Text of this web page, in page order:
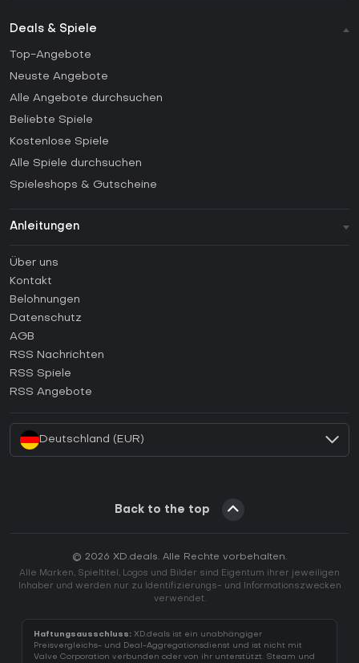
Deals & Spiele
Top-Angebote
Neuste Angebote
Alle Angebote durchsuchen
Beliebte Spiele
Kostenlose Spiele
Alle Spiele durchsuchen
Spieleshops & Gutscheine
Anleitungen
Anleitungen
Wie aktiviert man einen Steam CD Key?
Wie aktiviert man einen Epic Games CD Key?
Wie aktiviert man einen GOG CD Key?
Wie aktiviert man einen Ubisoft Connect CD Key?
Über uns
Kontakt
Belohnungen
Datenschutz
AGB
RSS Nachrichten
RSS Spiele
RSS Angebote
Deutschland (EUR)
Back to the top
© 2026 XD.deals. Alle Rechte vorbehalten.
Alle Marken, Spieltitel, Logos und Bilder sind Eigentum ihrer jeweiligen
Inhaber und werden nur zu Identifizierungs- und Informationszwecken
verwendet.
Haftungsausschluss: XD.deals ist ein unabhängiger
Preisvergleichs- und Deal-Aggregationsdienst und ist nicht mit
Valve Corporation verbunden oder von ihr unterstützt. Steam und